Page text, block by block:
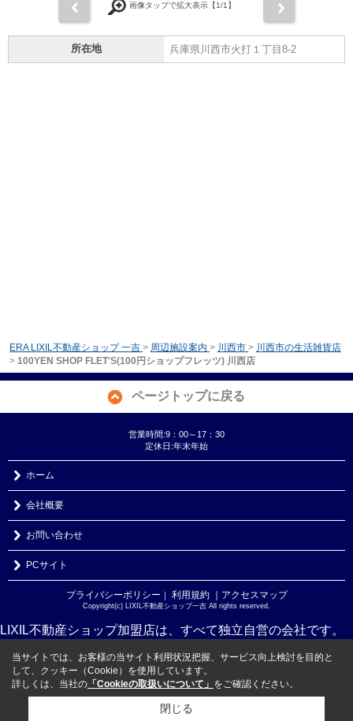
画像タップで拡大表示【1/1】
所在地 兵庫県川西市火打１丁目8-2
ERA LIXIL不動産ショップ 一吉 > 周辺施設案内 > 川西市 > 川西市の生活雑貨店
> 100YEN SHOP FLET'S(100円ショップフレッツ) 川西店
ページトップに戻る
営業時間:9：00～17：30
定休日:年末年始
ホーム
会社概要
お問い合わせ
PCサイト
プライバシーポリシー ｜ 利用規約 ｜アクセスマップ
Copyright(c) LIXIL不動産ショップ一吉 All rights reserved.
LIXIL不動産ショップ加盟店は、すべて独立自営の会社です。
当サイトでは、お客様の当サイト利用状況把握、サービス向上検討を目的と
して、クッキー（Cookie）を使用しています。
詳しくは、当社の 「Cookieの取扱いについて」 をご確認ください。
閉じる